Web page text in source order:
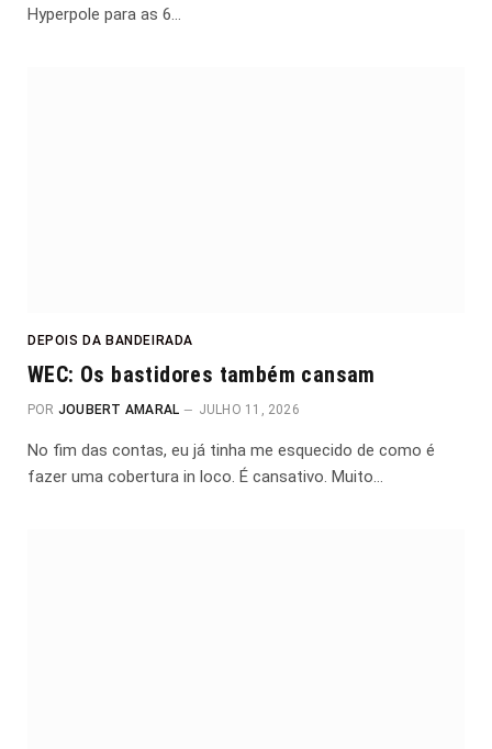
Hyperpole para as 6…
DEPOIS DA BANDEIRADA
WEC: Os bastidores também cansam
POR JOUBERT AMARAL JULHO 11, 2026
No fim das contas, eu já tinha me esquecido de como é
fazer uma cobertura in loco. É cansativo. Muito…